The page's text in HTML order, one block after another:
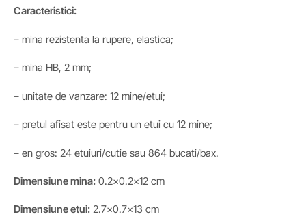
Caracteristici:
– mina rezistenta la rupere, elastica;
– mina HB, 2 mm;
– unitate de vanzare: 12 mine/etui;
– pretul afisat este pentru un etui cu 12 mine;
– en gros: 24 etuiuri/cutie sau 864 bucati/bax.
Dimensiune mina: 0.2×0.2×12 cm
Dimensiune etui: 2.7×0.7×13 cm